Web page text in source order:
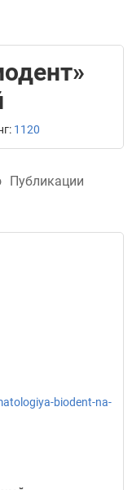
1120
Публикации
biodent-na-